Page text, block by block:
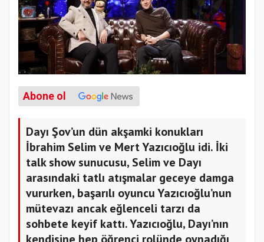
Abone ol
Dayı Şov’un dün akşamki konukları
İbrahim Selim ve Mert Yazıcıoğlu idi. İki
talk show sunucusu, Selim ve Dayı
arasındaki tatlı atışmalar geceye damga
vururken, başarılı oyuncu Yazıcıoğlu’nun
mütevazı ancak eğlenceli tarzı da
sohbete keyif kattı. Yazıcıoğlu, Dayı’nın